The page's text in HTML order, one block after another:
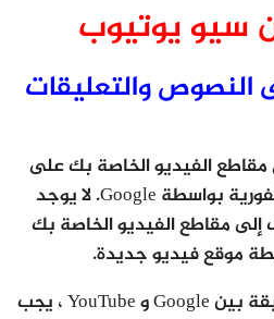
يوتيوب
النصوص والتعليقات
الفيديو الخاصة بك على
YouTube وهي الفهرسة الفورية بواسطة Google. لا يوجد
إلى مقاطع الفيديو الخاصة بك
موقع فيديو جديدة.
حتى مع هذه العلاقة الوثيقة بين Google و YouTube ، يجب